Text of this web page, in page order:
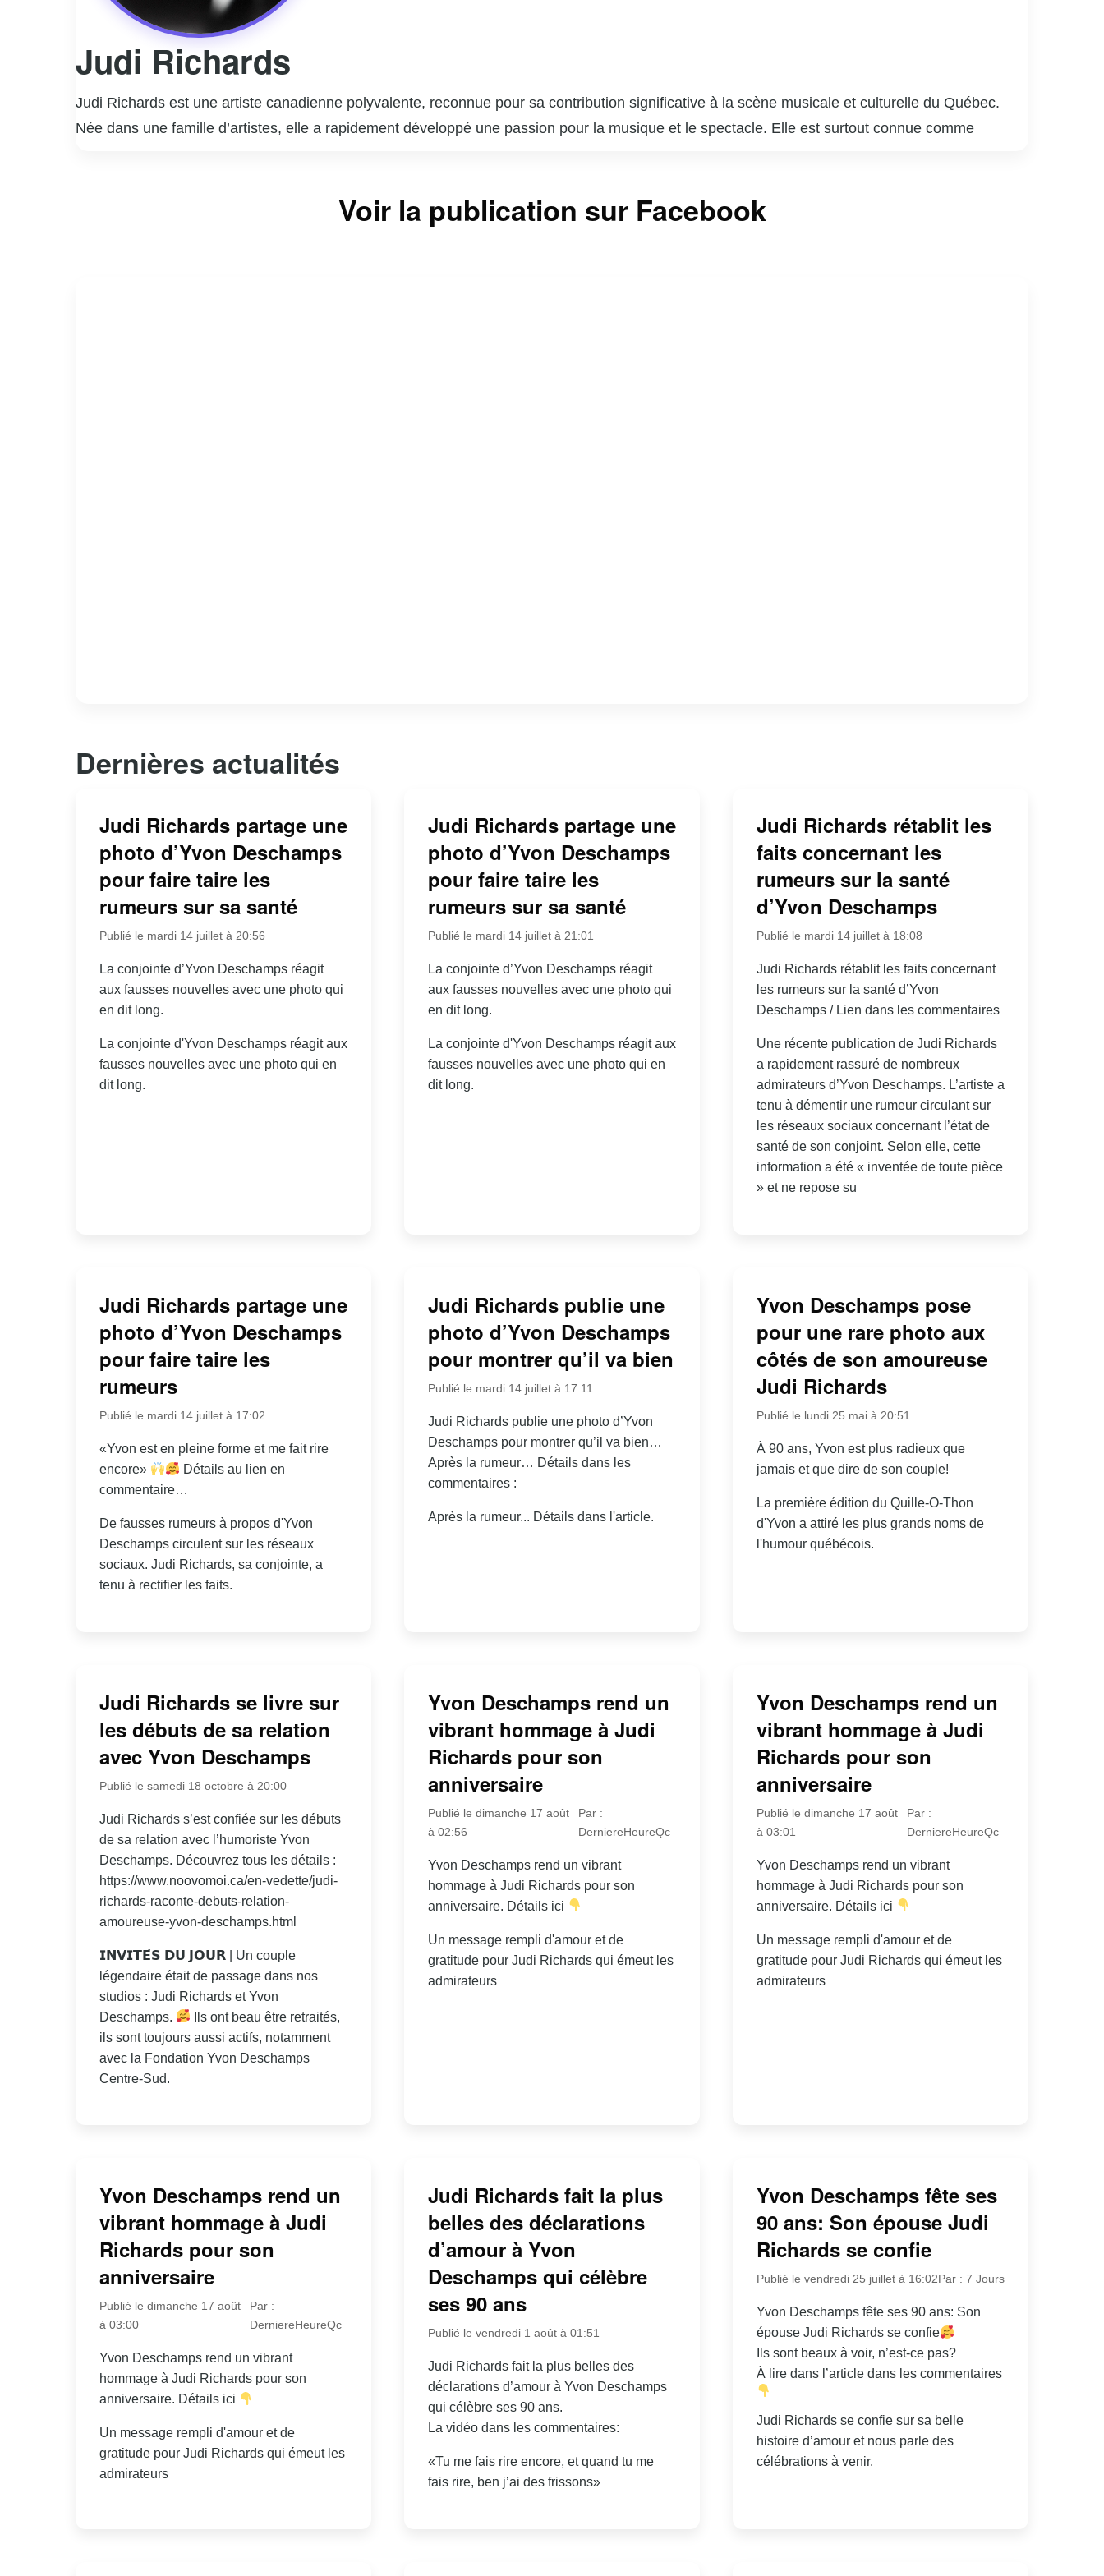
Judi Richards
Judi Richards est une artiste canadienne polyvalente, reconnue pour sa contribution significative à la scène musicale et culturelle du Québec.
Née dans une famille d’artistes, elle a rapidement développé une passion pour la musique et le spectacle. Elle est surtout connue comme
théâtrales et télévisuelles. Son talent et sa polyvalence lui ont valu de nombreux éloges et une place de choix dans le cœur du public québécois.
Voir la publication sur Facebook
Dernières actualités
Judi Richards partage une
photo d’Yvon Deschamps
pour faire taire les
rumeurs sur sa santé
Publié le mardi 14 juillet à 20:56
La conjointe d’Yvon Deschamps réagit
aux fausses nouvelles avec une photo qui
en dit long.
La conjointe d'Yvon Deschamps réagit aux
fausses nouvelles avec une photo qui en
dit long.
Judi Richards partage une
photo d’Yvon Deschamps
pour faire taire les
rumeurs sur sa santé
Publié le mardi 14 juillet à 21:01
La conjointe d’Yvon Deschamps réagit
aux fausses nouvelles avec une photo qui
en dit long.
La conjointe d'Yvon Deschamps réagit aux
fausses nouvelles avec une photo qui en
dit long.
Judi Richards rétablit les
faits concernant les
rumeurs sur la santé
d’Yvon Deschamps
Publié le mardi 14 juillet à 18:08
Judi Richards rétablit les faits concernant
les rumeurs sur la santé d’Yvon
Deschamps / Lien dans les commentaires
Une récente publication de Judi Richards
a rapidement rassuré de nombreux
admirateurs d’Yvon Deschamps. L’artiste a
tenu à démentir une rumeur circulant sur
les réseaux sociaux concernant l’état de
santé de son conjoint. Selon elle, cette
information a été « inventée de toute pièce
» et ne repose su
Judi Richards partage une
photo d’Yvon Deschamps
pour faire taire les
rumeurs
Publié le mardi 14 juillet à 17:02
«Yvon est en pleine forme et me fait rire
encore»
Détails au lien en
commentaire…
De fausses rumeurs à propos d'Yvon
Deschamps circulent sur les réseaux
sociaux. Judi Richards, sa conjointe, a
tenu à rectifier les faits.
Judi Richards publie une
photo d’Yvon Deschamps
pour montrer qu’il va bien
Publié le mardi 14 juillet à 17:11
Judi Richards publie une photo d’Yvon
Deschamps pour montrer qu’il va bien…
Après la rumeur… Détails dans les
commentaires :
Après la rumeur... Détails dans l'article.
Yvon Deschamps pose
pour une rare photo aux
côtés de son amoureuse
Judi Richards
Publié le lundi 25 mai à 20:51
À 90 ans, Yvon est plus radieux que
jamais et que dire de son couple!
La première édition du Quille-O-Thon
d'Yvon a attiré les plus grands noms de
l'humour québécois.
Judi Richards se livre sur
les débuts de sa relation
avec Yvon Deschamps
Publié le samedi 18 octobre à 20:00
Judi Richards s’est confiée sur les débuts
de sa relation avec l’humoriste Yvon
Deschamps. Découvrez tous les détails :
https://www.noovomoi.ca/en-vedette/judi-
richards-raconte-debuts-relation-
amoureuse-yvon-deschamps.html
𝗜𝗡𝗩𝗜𝗧𝗘́𝗦 𝗗𝗨 𝗝𝗢𝗨𝗥 | Un couple
légendaire était de passage dans nos
studios : Judi Richards et Yvon
Deschamps.
Ils ont beau être retraités,
ils sont toujours aussi actifs, notamment
avec la Fondation Yvon Deschamps
Centre-Sud.
Yvon Deschamps rend un
vibrant hommage à Judi
Richards pour son
anniversaire
Publié le dimanche 17 août
à 02:56
Par :
DerniereHeureQc
Yvon Deschamps rend un vibrant
hommage à Judi Richards pour son
anniversaire. Détails ici
Un message rempli d'amour et de
gratitude pour Judi Richards qui émeut les
admirateurs
Yvon Deschamps rend un
vibrant hommage à Judi
Richards pour son
anniversaire
Publié le dimanche 17 août
à 03:01
Par :
DerniereHeureQc
Yvon Deschamps rend un vibrant
hommage à Judi Richards pour son
anniversaire. Détails ici
Un message rempli d'amour et de
gratitude pour Judi Richards qui émeut les
admirateurs
Yvon Deschamps rend un
vibrant hommage à Judi
Richards pour son
anniversaire
Publié le dimanche 17 août
à 03:00
Par :
DerniereHeureQc
Yvon Deschamps rend un vibrant
hommage à Judi Richards pour son
anniversaire. Détails ici
Un message rempli d'amour et de
gratitude pour Judi Richards qui émeut les
admirateurs
Judi Richards fait la plus
belles des déclarations
d’amour à Yvon
Deschamps qui célèbre
ses 90 ans
Publié le vendredi 1 août à 01:51
Judi Richards fait la plus belles des
déclarations d’amour à Yvon Deschamps
qui célèbre ses 90 ans.
La vidéo dans les commentaires:
«Tu me fais rire encore, et quand tu me
fais rire, ben j’ai des frissons»
Yvon Deschamps fête ses
90 ans: Son épouse Judi
Richards se confie
Publié le vendredi 25 juillet à 16:02Par : 7 Jours
Yvon Deschamps fête ses 90 ans: Son
épouse Judi Richards se confie
Ils sont beaux à voir, n’est-ce pas?
À lire dans l’article dans les commentaires
Judi Richards se confie sur sa belle
histoire d’amour et nous parle des
célébrations à venir.